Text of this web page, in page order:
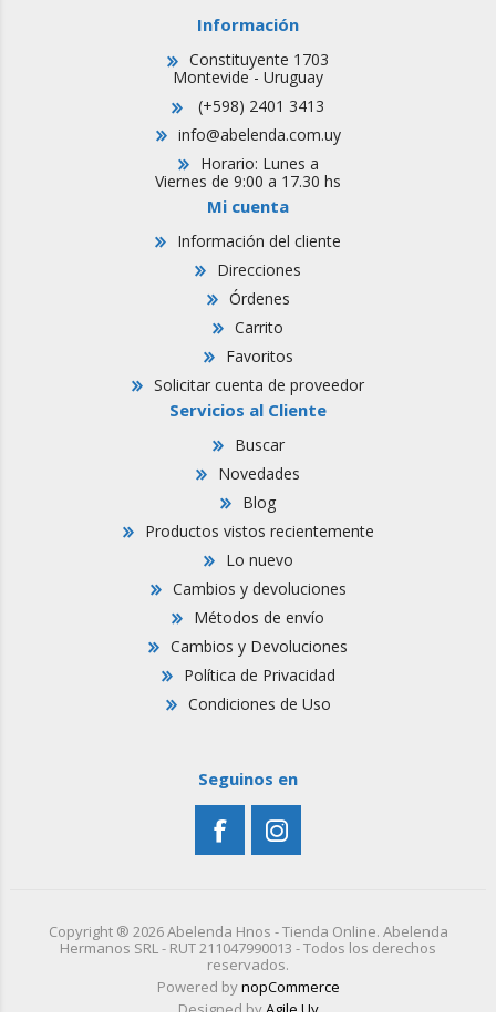
Información
Constituyente 1703
Montevide - Uruguay
(+598) 2401 3413
info@abelenda.com.uy
Horario: Lunes a
Viernes de 9:00 a 17.30 hs
Mi cuenta
Información del cliente
Direcciones
Órdenes
Carrito
Favoritos
Solicitar cuenta de proveedor
Servicios al Cliente
Buscar
Novedades
Blog
Productos vistos recientemente
Lo nuevo
Cambios y devoluciones
Métodos de envío
Cambios y Devoluciones
Política de Privacidad
Condiciones de Uso
Seguinos en
Copyright ® 2026 Abelenda Hnos - Tienda Online. Abelenda
Hermanos SRL - RUT 211047990013 - Todos los derechos
reservados.
Powered bynopCommerce
Designed byAgile.Uy